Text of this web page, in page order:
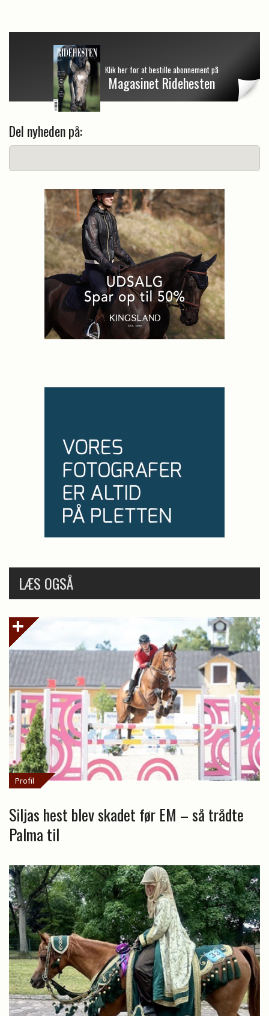
Klik her for at bestille abonnement på
Magasinet Ridehesten
Del nyheden på:
LÆS OGSÅ
Profil
Siljas hest blev skadet før EM – så trådte
Palma til